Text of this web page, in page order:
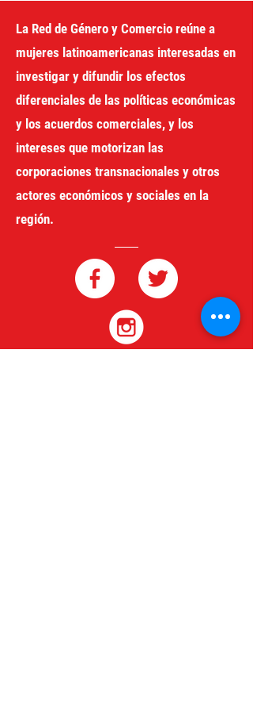
La Red de Género y Comercio reúne a
mujeres latinoamericanas interesadas en
investigar y difundir los efectos
diferenciales de las políticas económicas
y los acuerdos comerciales, y los
intereses que motorizan las
corporaciones transnacionales y otros
actores económicos y sociales en la
región.